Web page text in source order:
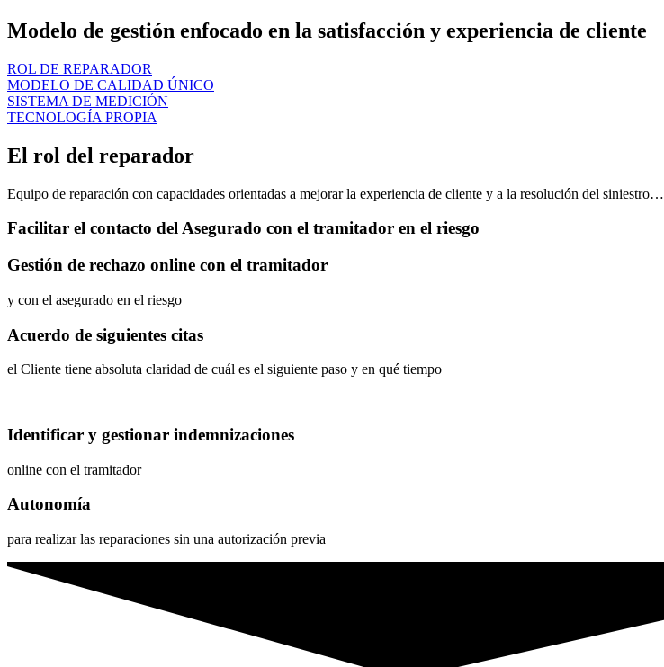
Modelo de gestión enfocado en la satisfacción y experiencia de cliente
ROL DE REPARADOR
MODELO DE CALIDAD ÚNICO
SISTEMA DE MEDICIÓN
TECNOLOGÍA PROPIA
El rol del reparador
Equipo de reparación con capacidades orientadas a mejorar la experiencia de cliente y a la resolución del siniestro…
Facilitar el contacto del Asegurado con el tramitador en el riesgo
Gestión de rechazo online con el tramitador
y con el asegurado en el riesgo
Acuerdo de siguientes citas
el Cliente tiene absoluta claridad de cuál es el siguiente paso y en qué tiempo
Identificar y gestionar indemnizaciones
online con el tramitador
Autonomía
para realizar las reparaciones sin una autorización previa